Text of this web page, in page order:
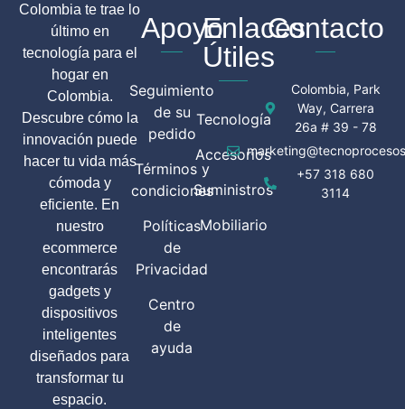
Colombia te trae lo
último en
tecnología para el
hogar en
Colombia.
Descubre cómo la
innovación puede
hacer tu vida más
cómoda y
eficiente. En
nuestro
ecommerce
encontrarás
gadgets y
dispositivos
inteligentes
diseñados para
transformar tu
espacio.
Apoyo
Seguimiento
de su
pedido
Términos y
condiciones
Políticas
de
Privacidad
Centro
de
ayuda
Enlaces
Útiles
Tecnología
Accesorios
Suministros
Mobiliario
Contacto
Colombia, Park
Way, Carrera
26a # 39 - 78
+57 318 680
3114